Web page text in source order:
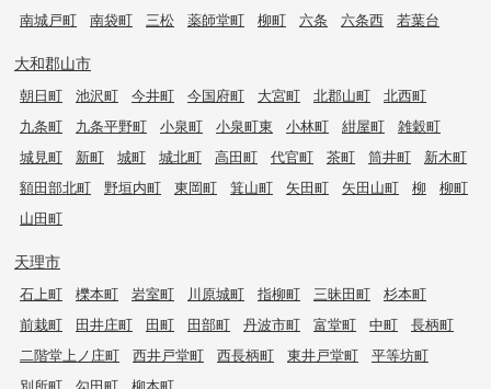
南城戸町
南袋町 三松 薬師堂町 柳町 六条 六条西 若葉台
大和郡山市
朝日町 池沢町 今井町 今国府町 大宮町 北郡山町
北西町
九条町
九条平野町 小泉町 小泉町東 小林町 紺屋町
雑穀町
城見町
新町 城町 城北町 高田町 代官町 茶町 筒井町
新木町
額田部北町
野垣内町 東岡町 箕山町 矢田町 矢田山町 柳
柳町
山田町
天理市
石上町 櫟本町 岩室町 川原城町 指柳町 三昧田町
杉本町
前栽町
田井庄町 田町 田部町 丹波市町 富堂町 中町
長柄町
二階堂上ノ庄町
西井戸堂町 西長柄町 東井戸堂町
平等坊町